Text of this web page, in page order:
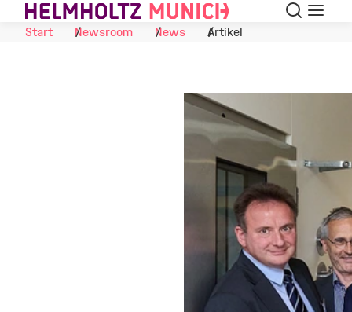
Skip to Content Suche
Start
Newsroom News Artikel